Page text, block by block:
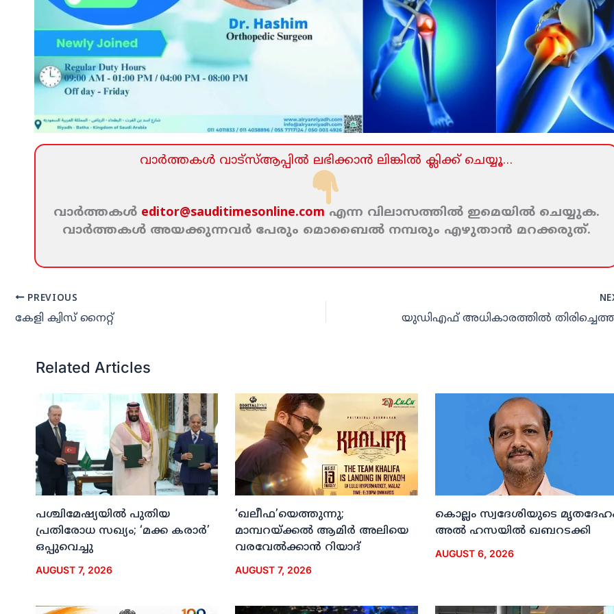
വാര്‍ത്തകള്‍ വാട്‌സ്‌ആപ്പില്‍ ലഭിക്കാന്‍ ലിങ്കില്‍ ക്ലിക്ക്‌ ചെയ്യൂ…
വാര്‍ത്തകള്‍ editor@sauditimesonline.com എന്ന വിലാസത്തില്‍ ഇമെയില്‍ ചെയ്യുക.
വാര്‍ത്തകള്‍ അയക്കുന്നവര്‍ പേരും മൊബൈല്‍ നമ്പരും എഴുതാന്‍ മറക്കരുത്‌.
PREVIOUS
കേളി ക്വിസ് നൈറ്റ്
Related Articles
പശ്ചിമേഷ്യയില്‍ പുതിയ
പ്രതിരോധ സഖ്യം; ‘മക്ക കരാര്‍’
ഒപ്പുവെച്ചു
AUGUST 7, 2026
‘ഖലീഫ’യെത്തുന്നു;
മാമ്പറയ്ക്കല്‍ ആമിര്‍ അലിയെ
വരവേല്‍ക്കാന്‍ റിയാദ്
AUGUST 7, 2026
കൊല്ലം സ്വദേശിയുടെ
അല്‍ ഹസയില്‍ ഖബറടക്കി
AUGUST 6, 2026